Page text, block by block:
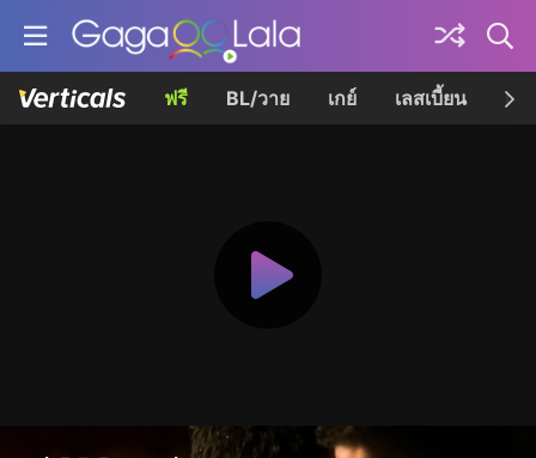
ฟรี BL/วาย เกย์ เลสเบี้ยน เค